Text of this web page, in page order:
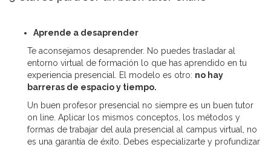
Aprende a desaprender
Te aconsejamos desaprender. No puedes trasladar al
entorno virtual de formación lo que has aprendido en tu
experiencia presencial. El modelo es otro: no hay
barreras de espacio y tiempo.
Un buen profesor presencial no siempre es un buen tutor
on line. Aplicar los mismos conceptos, los métodos y
formas de trabajar del aula presencial al campus virtual, no
es una garantía de éxito. Debes especializarte y profundizar